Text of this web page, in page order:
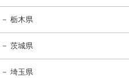
栃木県
茨城県
埼玉県